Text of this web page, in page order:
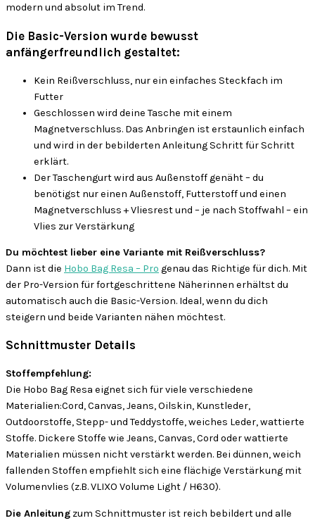
modern und absolut im Trend.
Die Basic-Version wurde bewusst
anfängerfreundlich gestaltet:
Kein Reißverschluss, nur ein einfaches Steckfach im
Futter
Geschlossen wird deine Tasche mit einem
Magnetverschluss. Das Anbringen ist erstaunlich einfach
und wird in der bebilderten Anleitung Schritt für Schritt
erklärt.
Der Taschengurt wird aus Außenstoff genäht – du
benötigst nur einen Außenstoff, Futterstoff und einen
Magnetverschluss + Vliesrest und – je nach Stoffwahl – ein
Vlies zur Verstärkung
Du möchtest lieber eine Variante mit Reißverschluss?
Dann ist die Hobo Bag Resa – Pro genau das Richtige für dich. Mit
der Pro-Version für fortgeschrittene Näherinnen erhältst du
automatisch auch die Basic-Version. Ideal, wenn du dich
steigern und beide Varianten nähen möchtest.
Schnittmuster Details
Stoffempfehlung:
Die Hobo Bag Resa eignet sich für viele verschiedene
Materialien:Cord, Canvas, Jeans, Oilskin, Kunstleder,
Outdoorstoffe, Stepp- und Teddystoffe, weiches Leder, wattierte
Stoffe. Dickere Stoffe wie Jeans, Canvas, Cord oder wattierte
Materialien müssen nicht verstärkt werden. Bei dünnen, weich
fallenden Stoffen empfiehlt sich eine flächige Verstärkung mit
Volumenvlies (z.B. VLIXO Volume Light / H630).
Die Anleitung zum Schnittmuster ist reich bebildert und alle